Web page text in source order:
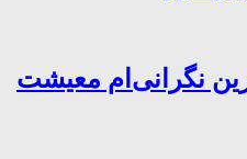
نگرانی‌ام معیشت